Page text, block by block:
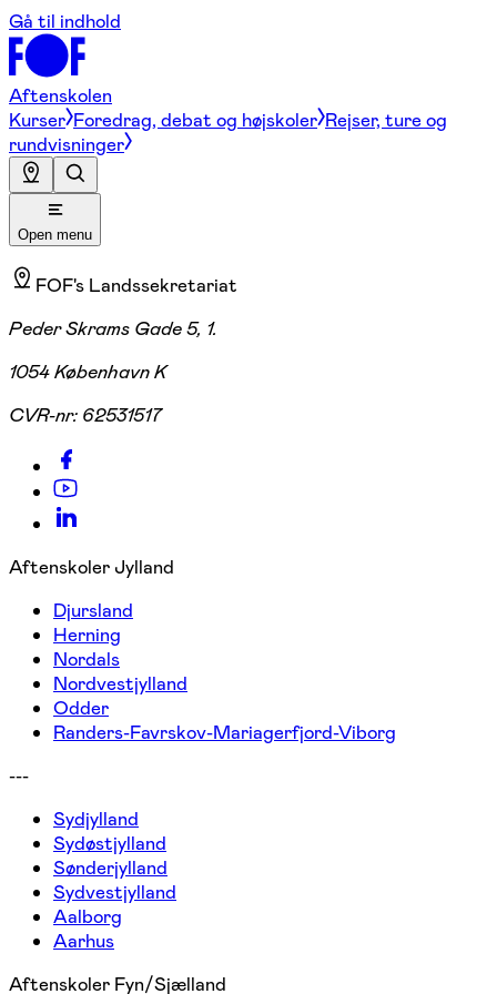
Gå til indhold
Aftenskolen
Kurser Foredrag, debat og højskoler Rejser, ture og
rundvisninger
Open menu
FOF's Landssekretariat
Peder Skrams Gade 5, 1.
1054 København K
CVR-nr: 62531517
Aftenskoler Jylland
Djursland
Herning
Nordals
Nordvestjylland
Odder
Randers-Favrskov-Mariagerfjord-Viborg
---
Sydjylland
Sydøstjylland
Sønderjylland
Sydvestjylland
Aalborg
Aarhus
Aftenskoler Fyn/Sjælland